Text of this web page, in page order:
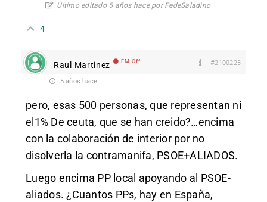
Último editado 5 años hace por FedeSaladino
4
Raul Martinez EM Off #2100223
5 años hace
pero, esas 500 personas, que representan ni
el1% De ceuta, que se han creido?…encima
con la colaboración de interior por no
disolverla la contramanifa, PSOE+ALIADOS.
Luego encima PP local apoyando al PSOE-
aliados. ¿Cuantos PPs, hay en España,